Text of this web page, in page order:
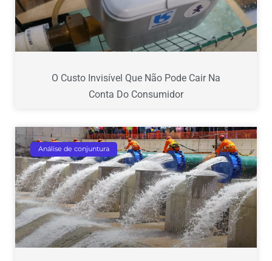
O Custo Invisível Que Não Pode Cair Na
Conta Do Consumidor
Análise de conjuntura